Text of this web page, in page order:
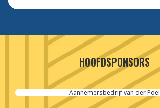
HOOFDSPONSORS
Aannemersbedrijf van der Poel